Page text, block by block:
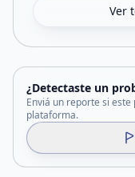
Ver
¿Detectaste un
Enviá un reporte si
plataforma.